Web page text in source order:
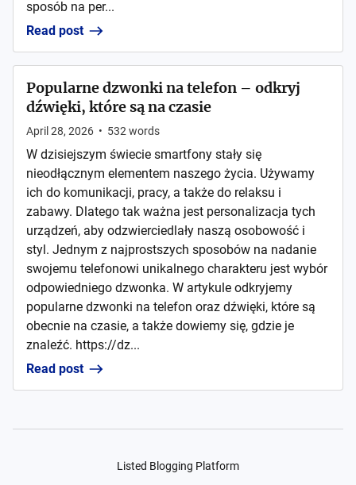
sposób na per...
Read post
Popularne dzwonki na telefon – odkryj
dźwięki, które są na czasie
April 28, 2026 • 532 words
W dzisiejszym świecie smartfony stały się
nieodłącznym elementem naszego życia. Używamy
ich do komunikacji, pracy, a także do relaksu i
zabawy. Dlatego tak ważna jest personalizacja tych
urządzeń, aby odzwierciedlały naszą osobowość i
styl. Jednym z najprostszych sposobów na nadanie
swojemu telefonowi unikalnego charakteru jest wybór
odpowiedniego dzwonka. W artykule odkryjemy
popularne dzwonki na telefon oraz dźwięki, które są
obecnie na czasie, a także dowiemy się, gdzie je
znaleźć. https://dz...
Read post
Listed Blogging Platform